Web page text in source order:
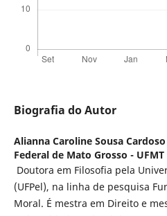
Biografia do Autor
Alianna Caroline Sousa
Federal de Mato Grosso - UFMT
Doutora em Filosofia pela
(UFPel), na linha de pesquisa
Moral. É mestra em Direito e